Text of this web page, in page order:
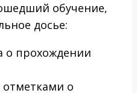
обучение,
досье:
о прохождении
отметками о